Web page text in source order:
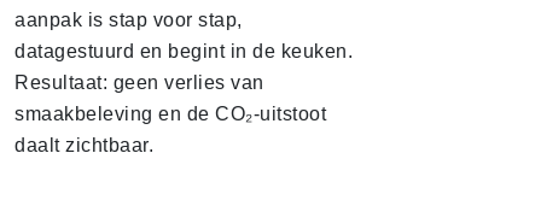
aanpak is stap voor stap,
datagestuurd en begint in de keuken.
Resultaat: geen verlies van
smaakbeleving en de CO₂-uitstoot
daalt zichtbaar.